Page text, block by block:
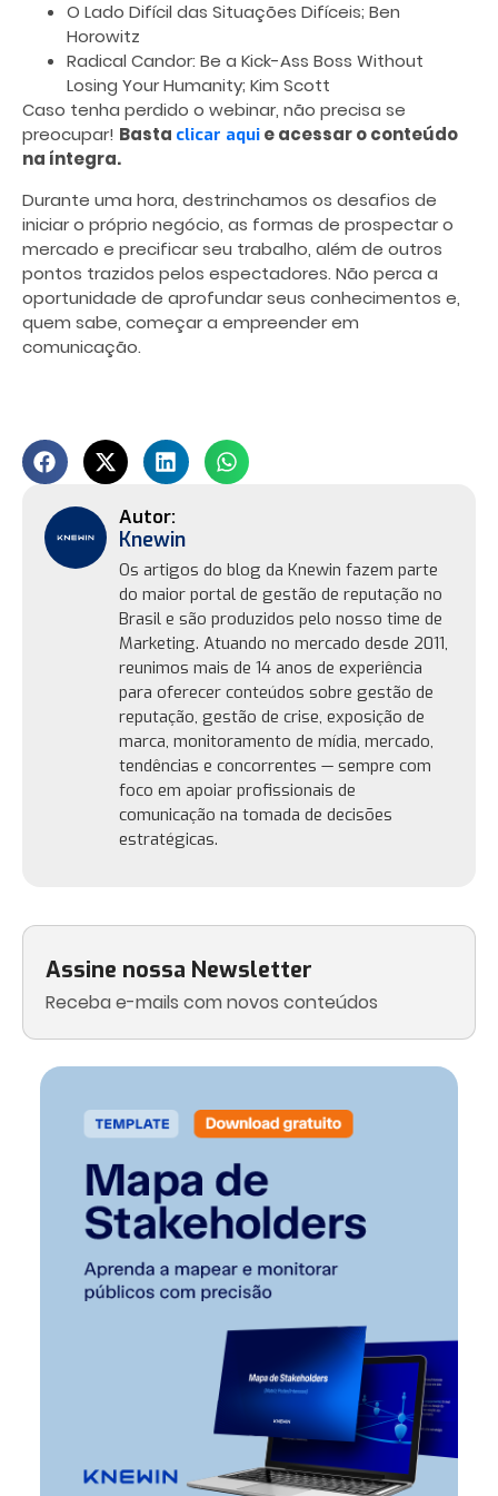
Assine nossa Newsletter
Receba e-mails com novos conteúdos
O Lado Difícil das Situações Difíceis; Ben
Horowitz
Radical Candor: Be a Kick-Ass Boss Without
Losing Your Humanity; Kim Scott
Caso tenha perdido o webinar, não precisa se
preocupar! Basta clicar aqui e acessar o conteúdo
na íntegra.
Durante uma hora, destrinchamos os desafios de
iniciar o próprio negócio, as formas de prospectar o
mercado e precificar seu trabalho, além de outros
pontos trazidos pelos espectadores. Não perca a
oportunidade de aprofundar seus conhecimentos e,
quem sabe, começar a empreender em
comunicação.
Knewin
Os artigos do blog da Knewin fazem parte
do maior portal de gestão de reputação no
Brasil e são produzidos pelo nosso time de
Marketing. Atuando no mercado desde 2011,
reunimos mais de 14 anos de experiência
para oferecer conteúdos sobre gestão de
reputação, gestão de crise, exposição de
marca, monitoramento de mídia, mercado,
tendências e concorrentes — sempre com
foco em apoiar profissionais de
comunicação na tomada de decisões
estratégicas.